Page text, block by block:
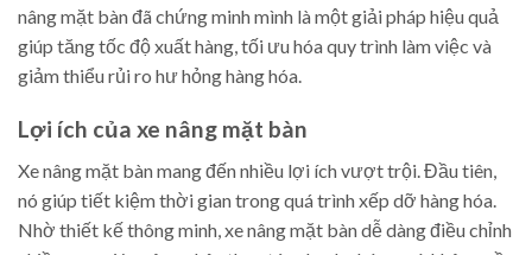
nâng mặt bàn đã chứng minh mình là một giải pháp hiệu quả
giúp tăng tốc độ xuất hàng, tối ưu hóa quy trình làm việc và
giảm thiểu rủi ro hư hỏng hàng hóa.
Lợi ích của xe nâng mặt bàn
Xe nâng mặt bàn mang đến nhiều lợi ích vượt trội. Đầu tiên,
nó giúp tiết kiệm thời gian trong quá trình xếp dỡ hàng hóa.
Nhờ thiết kế thông minh, xe nâng mặt bàn dễ dàng điều chỉnh